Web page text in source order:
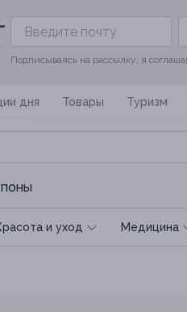
Подписываясь на рассылку, я
дня Товары Туризм
и уход Медицина